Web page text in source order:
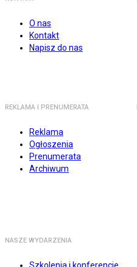
O nas
Kontakt
Napisz do nas
REKLAMA I PRENUMERATA
Reklama
Ogłoszenia
Prenumerata
Archiwum
NASZE WYDARZENIA